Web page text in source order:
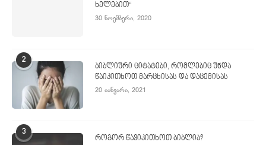
ხელებით“
30 ნოემბერი, 2020
2
ბიბლიური ციტატები, რომლებიც უნდა
წაიკითხოთ მარცხისას და დაცემისას
20 იანვარი, 2021
3
როგორ წავიკითხოთ ბიბლია?